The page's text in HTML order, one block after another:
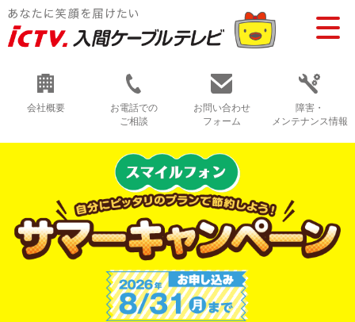
会社概要
お電話での
ご相談
お問い合わせ
フォーム
障害・
メンテナンス情報